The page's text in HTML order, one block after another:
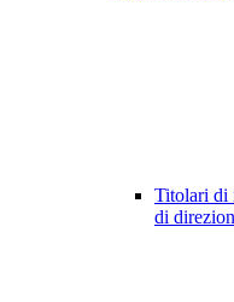
Titolari di
di